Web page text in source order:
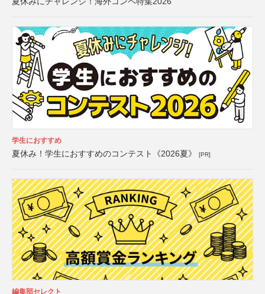
学生におすすめ
夏休み！学生におすすめのコンテスト《2026夏》 [PR]
編集部セレクト